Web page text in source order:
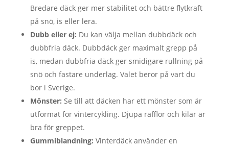
Bredare däck ger mer stabilitet och bättre flytkraft
på snö, is eller lera.
Dubb eller ej: Du kan välja mellan dubbdäck och
dubbfria däck. Dubbdäck ger maximalt grepp på
is, medan dubbfria däck ger smidigare rullning på
snö och fastare underlag. Valet beror på vart du
bor i Sverige.
Mönster: Se till att däcken har ett mönster som är
utformat för vintercykling. Djupa räfflor och kilar är
bra för greppet.
Gummiblandning: Vinterdäck använder en